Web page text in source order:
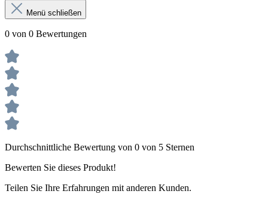
Menü schließen
0 von 0 Bewertungen
Durchschnittliche Bewertung von 0 von 5 Sternen
Bewerten Sie dieses Produkt!
Teilen Sie Ihre Erfahrungen mit anderen Kunden.